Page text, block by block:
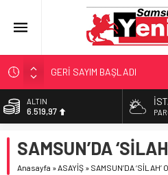
GERİ SAYIM BAŞLADI
SAMSUNSPOR’DA HEDEF
‘BAFRA’YA YATIRIM YAPIN!’
YÖNETİCİ SEÇERKEN
ALTIN
6.519,97
13.798,82
DOLAR
SAMSUN’DA
Anasayfa »ASAYİŞ » SAMSUN’DA ‘SİLAH’